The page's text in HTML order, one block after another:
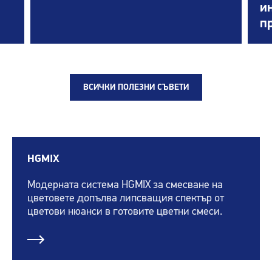
ВСИЧКИ ПОЛЕЗНИ СЪВЕТИ
HGMIX
Модерната система HGMIX за смесване на
цветовете допълва липсващия спектър от
цветови нюанси в готовите цветни смеси.